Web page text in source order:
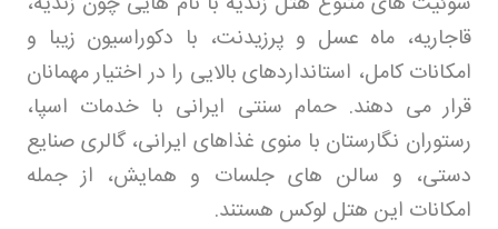
قاجاریه، ماه عسل و پرزیدنت، با دکوراسیون زیبا و
امکانات کامل، استانداردهای بالایی را در اختیار مهمانان
قرار می دهند. حمام سنتی ایرانی با خدمات اسپا،
رستوران نگارستان با منوی غذاهای ایرانی، گالری صنایع
دستی، و سالن های جلسات و همایش، از جمله
امکانات این هتل لوکس هستند.